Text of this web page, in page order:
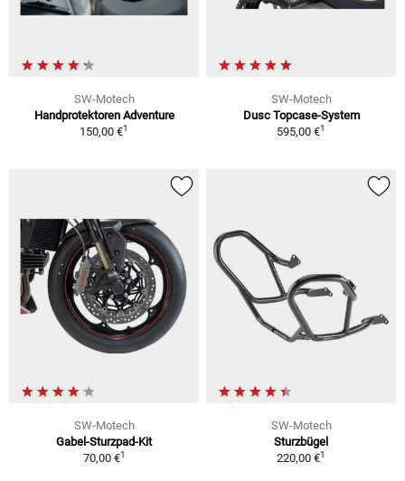
SW-Motech
Handprotektoren Adventure
150,00 €1
SW-Motech
Dusc Topcase-System
595,00 €1
SW-Motech
Gabel-Sturzpad-Kit
70,00 €1
SW-Motech
Sturzbügel
220,00 €1